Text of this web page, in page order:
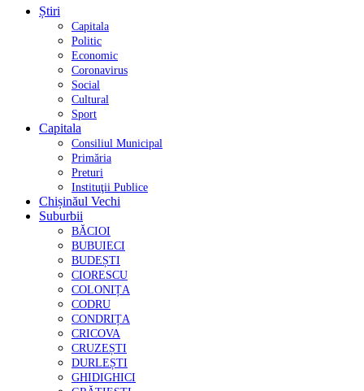
Știri
Capitala
Politic
Economic
Coronavirus
Social
Cultural
Sport
Capitala
Consiliul Municipal
Primăria
Preturi
Instituţii Publice
Chișinăul Vechi
Suburbii
BĂCIOI
BUBUIECI
BUDEȘTI
CIORESCU
COLONIȚA
CODRU
CONDRIȚA
CRICOVA
CRUZEȘTI
DURLEȘTI
GHIDIGHICI